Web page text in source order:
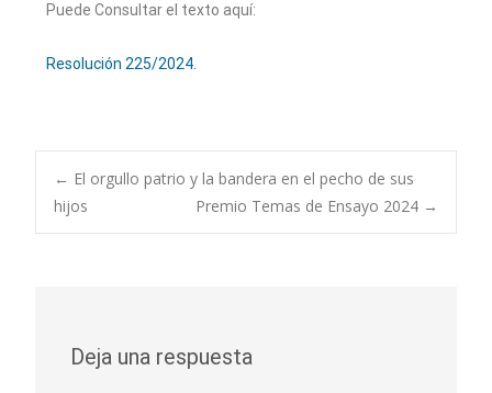
Puede Consultar el texto aquí:
Resolución 225/2024.
← El orgullo patrio y la bandera en el pecho de sus
hijos
Premio Temas de Ensayo 2024 →
Deja una respuesta